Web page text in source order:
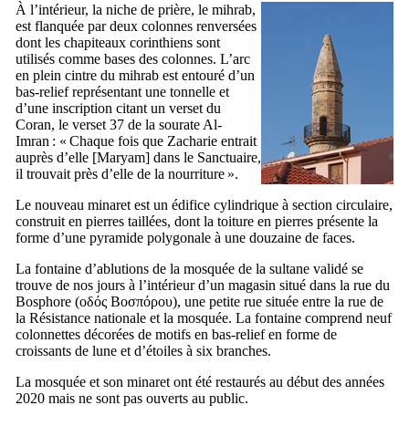
À l’intérieur, la niche de prière, le mihrab,
est flanquée par deux colonnes renversées
dont les chapiteaux corinthiens sont
utilisés comme bases des colonnes. L’arc
en plein cintre du mihrab est entouré d’un
bas-relief représentant une tonnelle et
d’une inscription citant un verset du
Coran, le verset 37 de la sourate Al-
Imran : « Chaque fois que Zacharie entrait
auprès d’elle [Maryam] dans le Sanctuaire,
il trouvait près d’elle de la nourriture ».
Le nouveau minaret est un édifice cylindrique à section circulaire,
construit en pierres taillées, dont la toiture en pierres présente la
forme d’une pyramide polygonale à une douzaine de faces.
La fontaine d’ablutions de la mosquée de la sultane validé se
trouve de nos jours à l’intérieur d’un magasin situé dans la rue du
Bosphore (οδός Βοσπόρου), une petite rue située entre la rue de
la Résistance nationale et la mosquée. La fontaine comprend neuf
colonnettes décorées de motifs en bas-relief en forme de
croissants de lune et d’étoiles à six branches.
La mosquée et son minaret ont été restaurés au début des années
2020 mais ne sont pas ouverts au public.